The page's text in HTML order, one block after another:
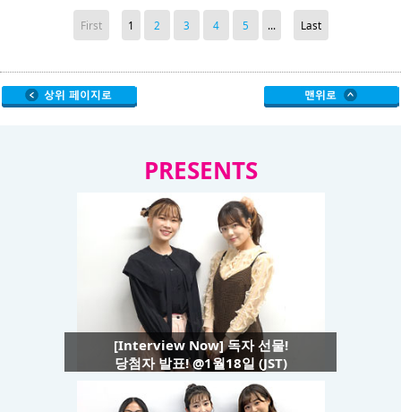
First 1 2 3 4 5 ... Last
PRESENTS
[Interview Now] 독자 선물!
당첨자 발표! @1월18일 (JST)